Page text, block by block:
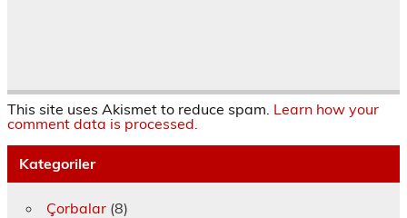
This site uses Akismet to reduce spam. Learn how your
comment data is processed.
Kategoriler
Çorbalar(8)